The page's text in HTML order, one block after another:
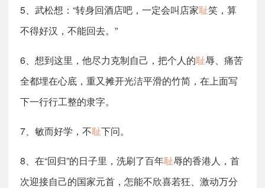
5、武松想：“转身回酒店吧，一定会叫店家耻笑，算
不得好汉，不能回去。”
6、想到这里，他尽力克制自己，把个人的耻辱、痛苦
全都埋在心底，重又摊开光洁平滑的竹简，在上面写
下一行行工整的隶字。
7、敏而好学，不耻下问。
8、在“回归”的日子里，洗刷了百年耻辱的香港人，首
次迎接自己的国家元首，怎能不欣喜若狂、激动万分